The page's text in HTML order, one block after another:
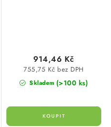
Skladem (>100 ks)
755,75 Kč bez DPH
914,46 Kč